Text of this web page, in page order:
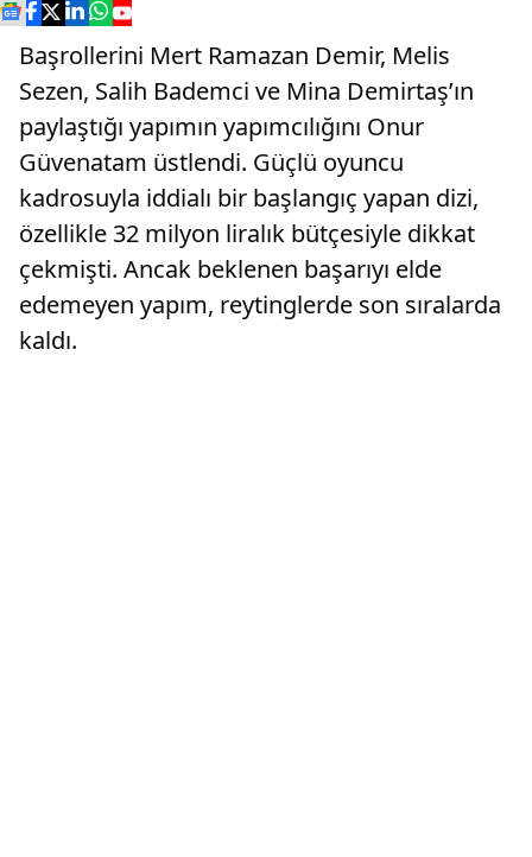
Başrollerini Mert Ramazan Demir, Melis
Sezen, Salih Bademci ve Mina Demirtaş’ın
paylaştığı yapımın yapımcılığını Onur
Güvenatam üstlendi. Güçlü oyuncu
kadrosuyla iddialı bir başlangıç yapan dizi,
özellikle 32 milyon liralık bütçesiyle dikkat
çekmişti. Ancak beklenen başarıyı elde
edemeyen yapım, reytinglerde son sıralarda
kaldı.